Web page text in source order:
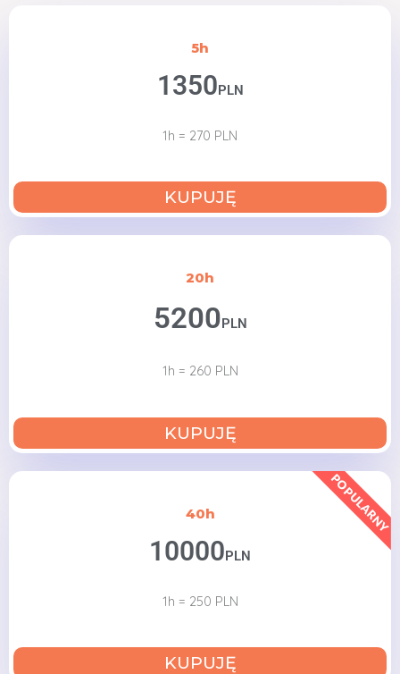
5h
1350PLN
1h = 270 PLN
KUPUJĘ
20h
5200PLN
1h = 260 PLN
KUPUJĘ
POPULARNY
40h
10000PLN
1h = 250 PLN
KUPUJĘ